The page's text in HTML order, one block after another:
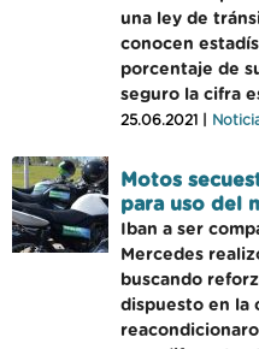
una ley de
conocen
porcentaje de
seguro la cifra
25.06.2021 |
Motos
para uso del
Iban a ser
Mercedes
buscando
dispuesto en la